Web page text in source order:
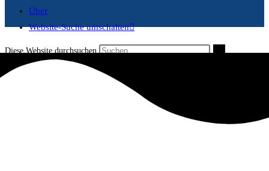
Über
Website-Suche umschalten
Diese Website durchsuchen